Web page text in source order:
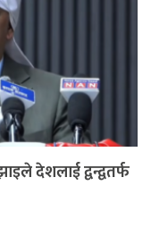
देशलाई द्वन्द्वतर्फ